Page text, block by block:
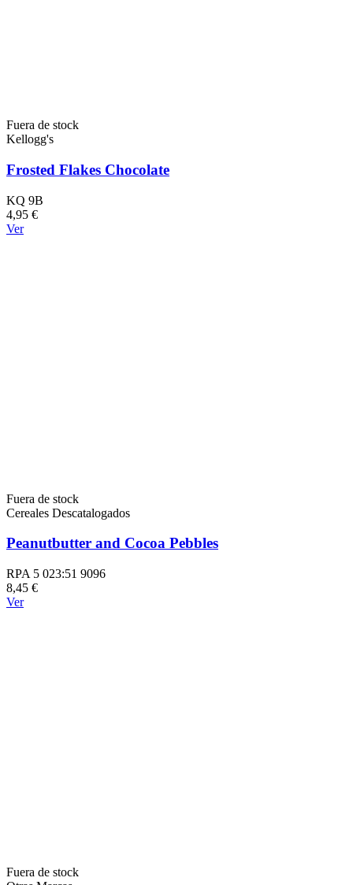
Fuera de stock
Kellogg's
Frosted Flakes Chocolate
KQ 9B
4,95 €
Ver
Fuera de stock
Cereales Descatalogados
Peanutbutter and Cocoa Pebbles
RPA 5 023:51 9096
8,45 €
Ver
Fuera de stock